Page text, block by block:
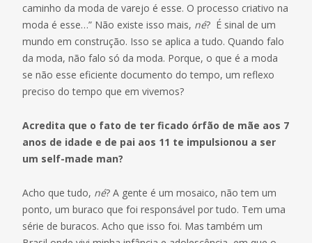
caminho da moda de varejo é esse. O processo criativo na
moda é esse…” Não existe isso mais, né? É sinal de um
mundo em construção. Isso se aplica a tudo. Quando falo
da moda, não falo só da moda. Porque, o que é a moda
se não esse eficiente documento do tempo, um reflexo
preciso do tempo que em vivemos?
Acredita que o fato de ter ficado órfão de mãe aos 7
anos de idade e de pai aos 11 te impulsionou a ser
um self-made man?
Acho que tudo, né? A gente é um mosaico, não tem um
ponto, um buraco que foi responsável por tudo. Tem uma
série de buracos. Acho que isso foi. Mas também um